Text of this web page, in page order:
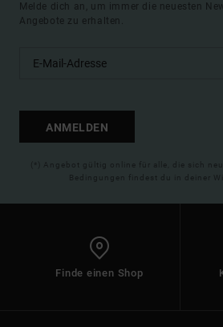
Melde dich an, um immer die neuesten
Angebote zu erhalten.
ANMELDEN
(*) Angebot gültig online für alle, die sich
Bedingungen findest du in deiner
Finde einen Shop